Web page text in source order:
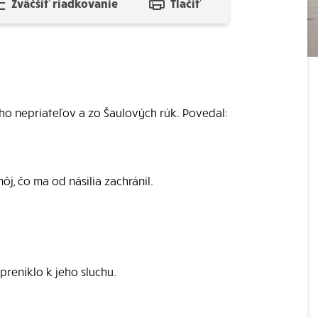
nepriateľov a zo Šaulových rúk. Povedal:
čo ma od násilia zachránil.
k jeho sluchu.